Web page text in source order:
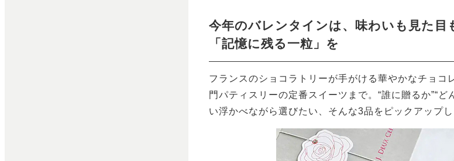
今年のバレンタインは、味わいも見た目
「記憶に残る一粒」を
フランスのショコラトリーが手がける華やかなチョコ
門パティスリーの定番スイーツまで。“誰に贈るか”“ど
い浮かべながら選びたい、そんな3品をピックアップし